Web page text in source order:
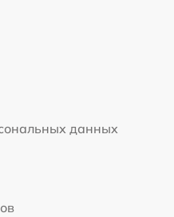
данных